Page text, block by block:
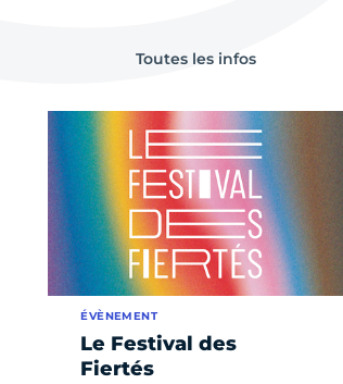
Toutes les infos
Le Festival des
Fiertés
ÉVÈNEMENT